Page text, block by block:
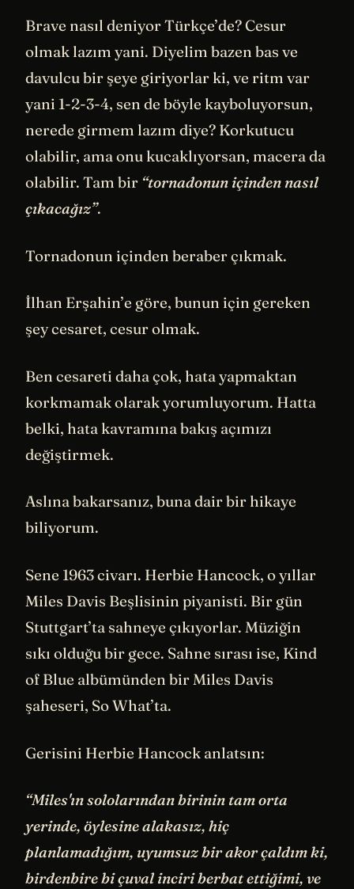
Brave nasıl deniyor Türkçe’de? Cesur
olmak lazım yani. Diyelim bazen bas ve
davulcu bir şeye giriyorlar ki, ve ritm var
yani 1-2-3-4, sen de böyle kayboluyorsun,
nerede girmem lazım diye? Korkutucu
olabilir, ama onu kucaklıyorsan, macera da
olabilir. Tam bir “tornadonun içinden nasıl
çıkacağız”.
Tornadonun içinden beraber çıkmak.
İlhan Erşahin’e göre, bunun için gereken
şey cesaret, cesur olmak.
Ben cesareti daha çok, hata yapmaktan
korkmamak olarak yorumluyorum. Hatta
belki, hata kavramına bakış açımızı
değiştirmek.
Aslına bakarsanız, buna dair bir hikaye
biliyorum.
Sene 1963 civarı. Herbie Hancock, o yıllar
Miles Davis Beşlisinin piyanisti. Bir gün
Stuttgart’ta sahneye çıkıyorlar. Müziğin
sıkı olduğu bir gece. Sahne sırası ise, Kind
of Blue albümünden bir Miles Davis
şaheseri, So What’ta.
Gerisini Herbie Hancock anlatsın:
“Miles'ın sololarından birinin tam orta
yerinde, öylesine alakasız, hiç
planlamadığım, uyumsuz bir akor çaldım ki,
birdenbire bi çuval inciri berbat ettiğimi, ve